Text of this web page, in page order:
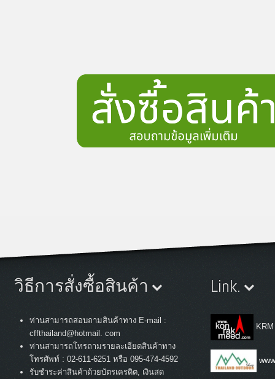
วิธีการสั่งซื้อสินค้า
ท่านสามารถสอบถามสินค้าทาง E-mail :
cffthailand@hotmail. com
ท่านสามารถโทรถามรายละเอียดสินค้าทาง
โทรศัพท์ : 02-611-6251 หรือ 095-474-4592
รับชำระค่าสินค้าด้วยบัตรเครดิต, เงินสด
Link.
KRM